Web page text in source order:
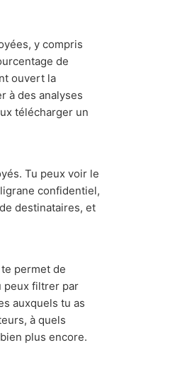
y compris
de
ouvert la
à des analyses
télécharger un
Tu peux voir le
confidentiel,
destinataires, et
permet de
peux filtrer par
auxquels tu as
à quels
plus encore.